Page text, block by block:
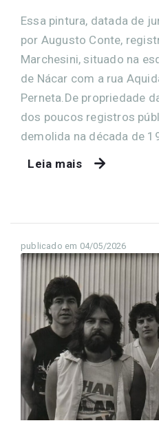
Essa pintura, datada de
por Augusto Conte,
Marchesini, situado na
de Nácar com a rua
Perneta.De propriedade
dos poucos registros
demolida na década de
Leia mais
publicado em 04/05/2026